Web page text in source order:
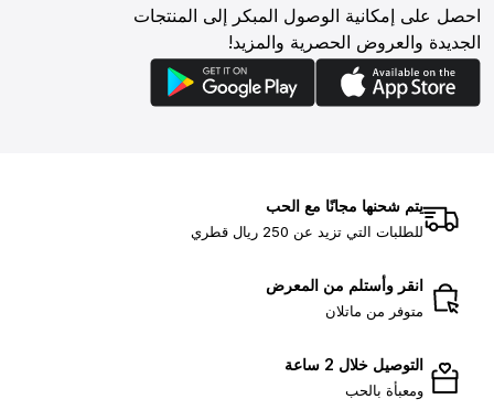
احصل على إمكانية الوصول المبكر إلى المنتجات
الجديدة والعروض الحصرية والمزيد!
يتم شحنها مجانًا مع الحب
للطلبات التي تزيد عن 250 ريال قطري
انقر وأستلم من المعرض
متوفر من ماتلان
التوصيل خلال 2 ساعة
ومعبأة بالحب